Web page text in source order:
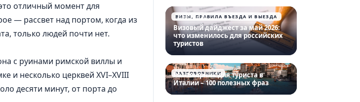
отличный момент для
— рассвет над портом, когда из
только людей почти нет.
с руинами римской виллы и
и несколько церквей XVI–XVIII
десяти минут, от порта до
ВИЗЫ, ПРАВИЛА ВЪЕЗДА И ВЫЕЗДА
26.05.2026
Визовый дайджест за май 2026:
что изменилось для российских
туристов
РАЗГОВОРНИКИ
Разговорник для туриста в
Италии – 100 полезных фраз